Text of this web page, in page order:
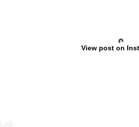
View post on